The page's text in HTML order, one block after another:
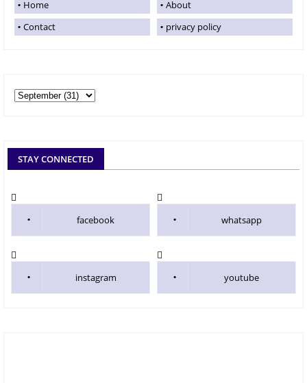
Home
About
Contact
privacy policy
STAY CONNECTED
facebook whatsapp
instagram youtube